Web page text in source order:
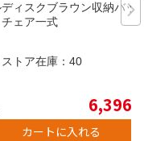
ディスクブラウン収納バッ
ェア一式
トア在庫： 40
6,396
カートに入れる